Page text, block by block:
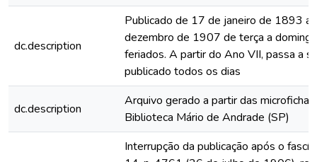
dc.description
Publicado de 17 de janeiro de 1893 a
dezembro de 1907 de terça a
feriados. A partir do Ano VII, passa a
publicado todos os dias
dc.description
Arquivo gerado a partir das
Biblioteca Mário de Andrade (SP)
Interrupção da publicação após o